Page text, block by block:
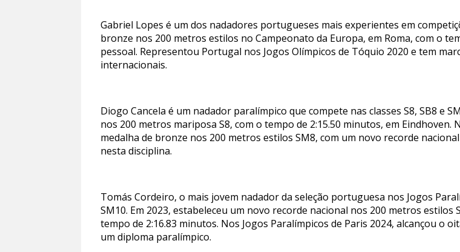
Gabriel Lopes é um dos nadadores portugueses mais experientes em
bronze nos 200 metros estilos no Campeonato da Europa, em Roma, com o
pessoal. Representou Portugal nos Jogos Olímpicos de Tóquio 2020 e tem
internacionais.
Diogo Cancela é um nadador paralímpico que compete nas classes S8, SB8 e
nos 200 metros mariposa S8, com o tempo de 2:15.50 minutos, em Eindhoven.
medalha de bronze nos 200 metros estilos SM8, com um novo recorde
nesta disciplina.
Tomás Cordeiro, o mais jovem nadador da seleção portuguesa nos Jogos
SM10. Em 2023, estabeleceu um novo recorde nacional nos 200 metros
tempo de 2:16.83 minutos. Nos Jogos Paralímpicos de Paris 2024, alcançou o
um diploma paralímpico.